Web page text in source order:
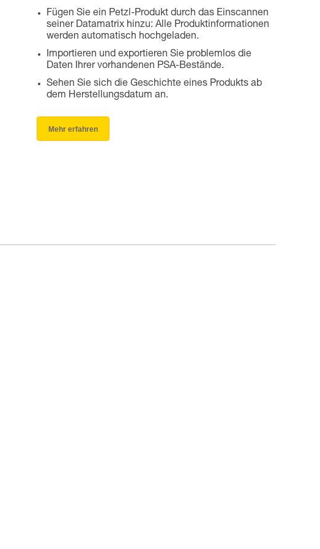
Fügen Sie ein Petzl-Produkt durch das Einscannen
seiner Datamatrix hinzu: Alle Produktinformationen
werden automatisch hochgeladen.
Importieren und exportieren Sie problemlos die
Daten Ihrer vorhandenen PSA-Bestände.
Sehen Sie sich die Geschichte eines Produkts ab
dem Herstellungsdatum an.
Mehr erfahren